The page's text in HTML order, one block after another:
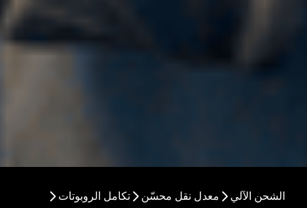
الشحن الآلي معدل نقل محسّن تكامل الروبوتات